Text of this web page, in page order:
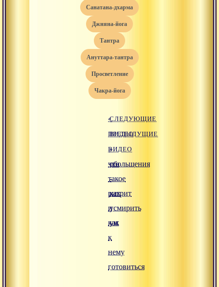
санатана-дхарма
джняна-йога
тантра
ануттара-тантра
просветление
чакра-йога
«
ПРЕДЫДУЩИЕ
ВИДЕО
что
такое
ритрит
и
как
к
нему
готовиться
СЛЕДУЮЩИЕ
ВИДЕО
»
обольщения
-
как
усмирить
ум